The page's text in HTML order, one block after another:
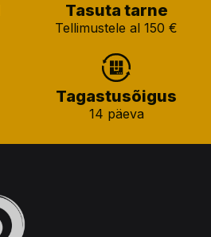
Tasuta tarne
Tellimustele al 150 €
Tagastusõigus
14 päeva